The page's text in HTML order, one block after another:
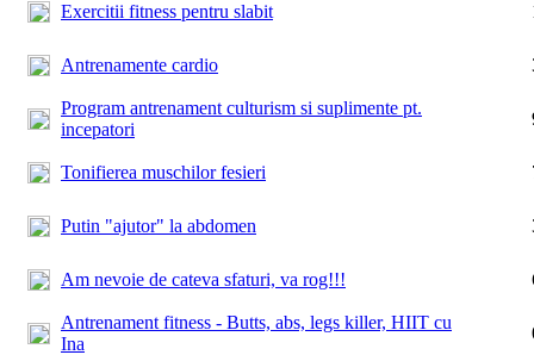
Exercitii fitness pentru slabit
Antrenamente cardio
Program antrenament culturism si suplimente pt.
incepatori
Tonifierea muschilor fesieri
Putin "ajutor" la abdomen
Am nevoie de cateva sfaturi, va rog!!!
Antrenament fitness - Butts, abs, legs killer, HIIT cu
Ina